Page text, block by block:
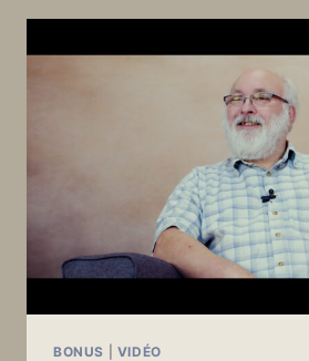
LE
BONUS VIDÉO